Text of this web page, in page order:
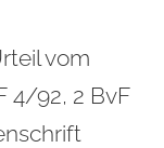
vom
4/92, 2 BvF